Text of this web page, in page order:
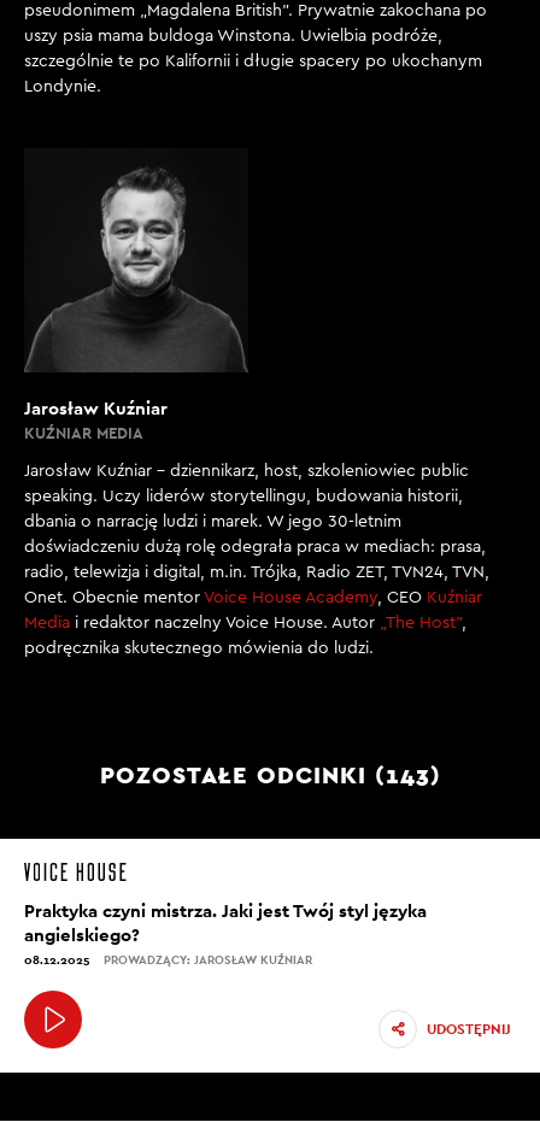
pseudonimem „Magdalena British”. Prywatnie zakochana po
uszy psia mama buldoga Winstona. Uwielbia podróże,
szczególnie te po Kalifornii i długie spacery po ukochanym
Londynie.
Jarosław Kuźniar
KUŹNIAR MEDIA
Jarosław Kuźniar – dziennikarz, host, szkoleniowiec public
speaking. Uczy liderów storytellingu, budowania historii,
dbania o narrację ludzi i marek. W jego 30-letnim
doświadczeniu dużą rolę odegrała praca w mediach: prasa,
radio, telewizja i digital, m.in. Trójka, Radio ZET, TVN24, TVN,
Onet. Obecnie mentor Voice House Academy, CEO Kuźniar
Media i redaktor naczelny Voice House. Autor „The Host”,
podręcznika skutecznego mówienia do ludzi.
POZOSTAŁE ODCINKI (143)
Praktyka czyni mistrza. Jaki jest Twój styl języka
angielskiego?
08.12.2025 PROWADZĄCY: JAROSŁAW KUŹNIAR
UDOSTĘPNIJ